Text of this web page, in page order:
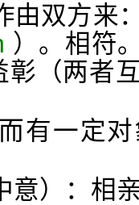
双方来
）。相符
彰（两者
有一定
）：相